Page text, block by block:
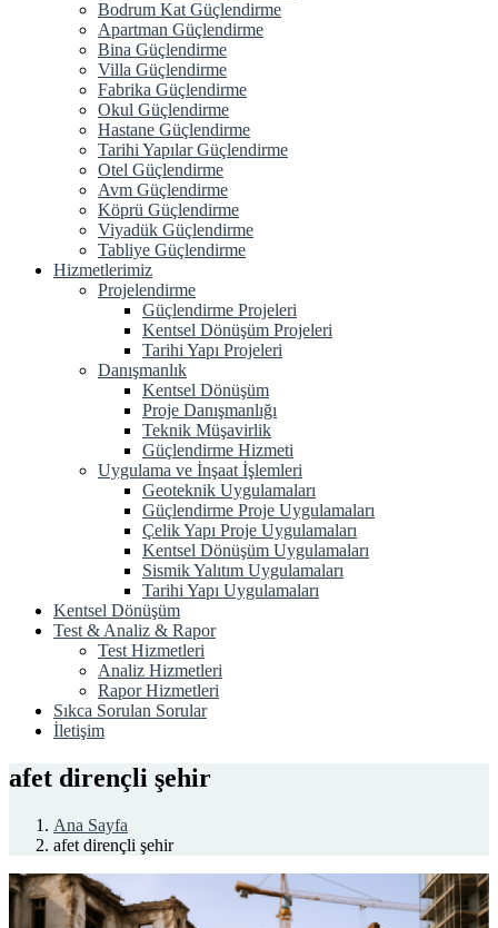
Bodrum Kat Güçlendirme
Apartman Güçlendirme
Bina Güçlendirme
Villa Güçlendirme
Fabrika Güçlendirme
Okul Güçlendirme
Hastane Güçlendirme
Tarihi Yapılar Güçlendirme
Otel Güçlendirme
Avm Güçlendirme
Köprü Güçlendirme
Viyadük Güçlendirme
Tabliye Güçlendirme
Hizmetlerimiz
Projelendirme
Güçlendirme Projeleri
Kentsel Dönüşüm Projeleri
Tarihi Yapı Projeleri
Danışmanlık
Kentsel Dönüşüm
Proje Danışmanlığı
Teknik Müşavirlik
Güçlendirme Hizmeti
Uygulama ve İnşaat İşlemleri
Geoteknik Uygulamaları
Güçlendirme Proje Uygulamaları
Çelik Yapı Proje Uygulamaları
Kentsel Dönüşüm Uygulamaları
Sismik Yalıtım Uygulamaları
Tarihi Yapı Uygulamaları
Kentsel Dönüşüm
Test & Analiz & Rapor
Test Hizmetleri
Analiz Hizmetleri
Rapor Hizmetleri
Sıkca Sorulan Sorular
İletişim
afet dirençli şehir
Ana Sayfa
afet dirençli şehir